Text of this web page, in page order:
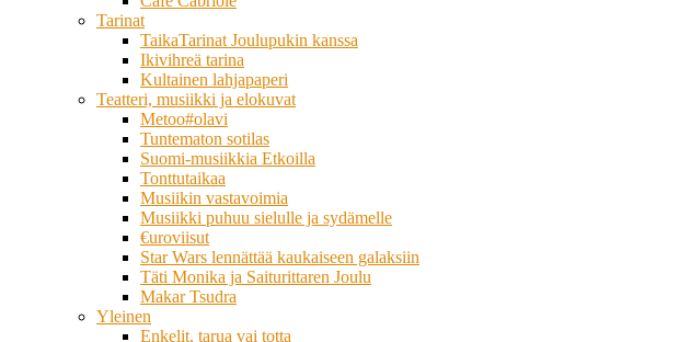
Tarinat
TaikaTarinat Joulupukin kanssa
Ikivihreä tarina
Kultainen lahjapaperi
Teatteri, musiikki ja elokuvat
Metoo#olavi
Tuntematon sotilas
Suomi-musiikkia Etkoilla
Tonttutaikaa
Musiikin vastavoimia
Musiikki puhuu sielulle ja sydämelle
€uroviisut
Star Wars lennättää kaukaiseen galaksiin
Täti Monika ja Saiturittaren Joulu
Makar Tsudra
Yleinen
Enkelit, tarua vai totta